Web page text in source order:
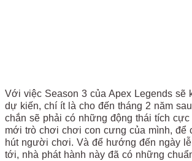
Với việc Season 3 của Apex Legends sẽ
dự kiến, chí ít là cho đến tháng 2 năm
chắn sẽ phải có những động thái tích cực
mới trò chơi chơi con cưng của mình, để
hút người chơi. Và để hướng đến ngày
tới, nhà phát hành này đã có những